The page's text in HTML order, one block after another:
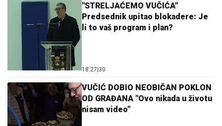
"STRELJAĆEMO VUČIĆA"
Predsednik upitao blokadere: Je
li to vaš program i plan?
18:27 30
VUČIĆ DOBIO NEOBIČAN POKLON
OD GRAĐANA "Ovo nikada u životu
nisam video"